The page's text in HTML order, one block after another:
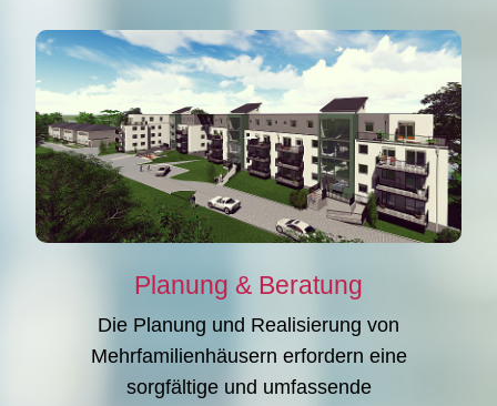
Planung & Beratung
Die Planung und Realisierung von
Mehrfamilienhäusern erfordern eine
sorgfältige und umfassende